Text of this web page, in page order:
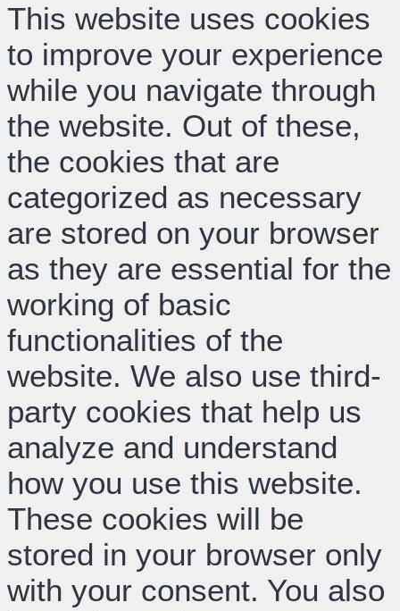
This website uses cookies
to improve your experience
while you navigate through
the website. Out of these,
the cookies that are
categorized as necessary
are stored on your browser
as they are essential for the
working of basic
functionalities of the
website. We also use third-
party cookies that help us
analyze and understand
how you use this website.
These cookies will be
stored in your browser only
with your consent. You also